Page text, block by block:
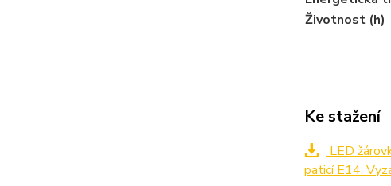
Životnost (h)
Ke stažení
LED
paticí E14.